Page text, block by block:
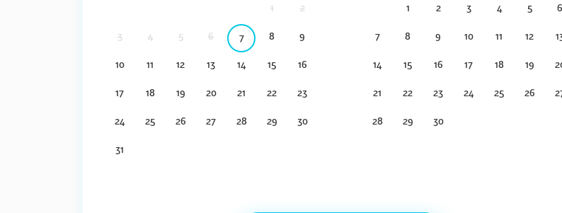
1 2
3 4 5 6 7 8 9
10 11 12 13 14 15 16
17 18 19 20 21 22 23
24 25 26 27 28 29 30
31
1 2 3 4 5 6
7 8 9 10 11 12
14 15 16 17 18 19
21 22 23 24 25 26
28 29 30